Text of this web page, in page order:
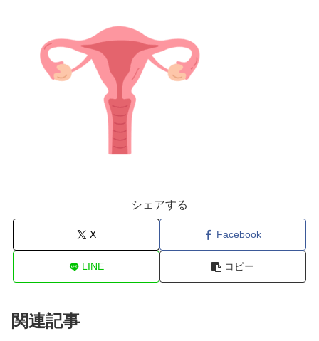
シェアする
X Facebook
LINE コピー
関連記事